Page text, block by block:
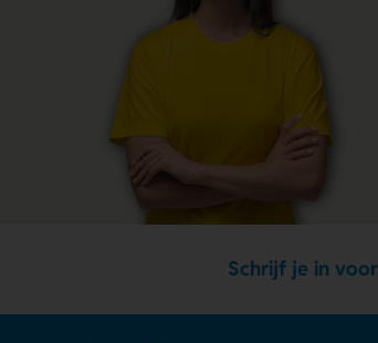
Schrijf je in